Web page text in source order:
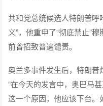
共和党总统候选人特朗普呼
义”，他重申了“彻底禁止”
前曾招致普遍谴责。
奥兰多事件发生后，特朗普
“在今天的发言中，奥巴马
这一个原因，他应该下台